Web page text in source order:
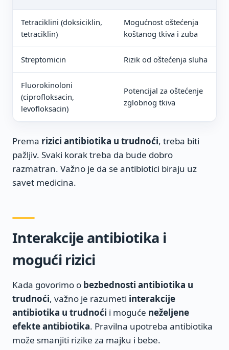
Tetraciklini (doksiciklin,
tetraciklin)
Mogućnost oštećenja
koštanog tkiva i zuba
Streptomicin Rizik od oštećenja sluha
Fluorokinoloni
(ciprofloksacin,
levofloksacin)
Potencijal za oštećenje
zglobnog tkiva
Prema rizici antibiotika u trudnoći, treba biti
pažljiv. Svaki korak treba da bude dobro
razmatran. Važno je da se antibiotici biraju uz
savet medicina.
Interakcije antibiotika i
mogući rizici
Kada govorimo o bezbednosti antibiotika u
trudnoći, važno je razumeti interakcije
antibiotika u trudnoći i moguće neželjene
efekte antibiotika. Pravilna upotreba antibiotika
može smanjiti rizike za majku i bebe.